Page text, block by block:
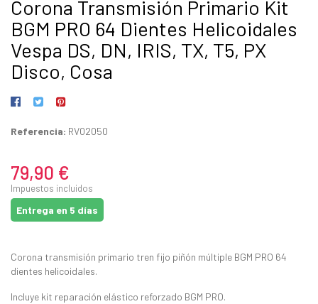
Corona Transmisión Primario Kit
BGM PRO 64 Dientes Helicoidales
Vespa DS, DN, IRIS, TX, T5, PX
Disco, Cosa
Referencia: RV02050
79,90 €
Impuestos incluidos
Entrega en 5 días
Corona transmisión primario tren fijo piñón múltiple BGM PRO 64
dientes helicoidales.
Incluye kit reparación elástico reforzado BGM PRO.